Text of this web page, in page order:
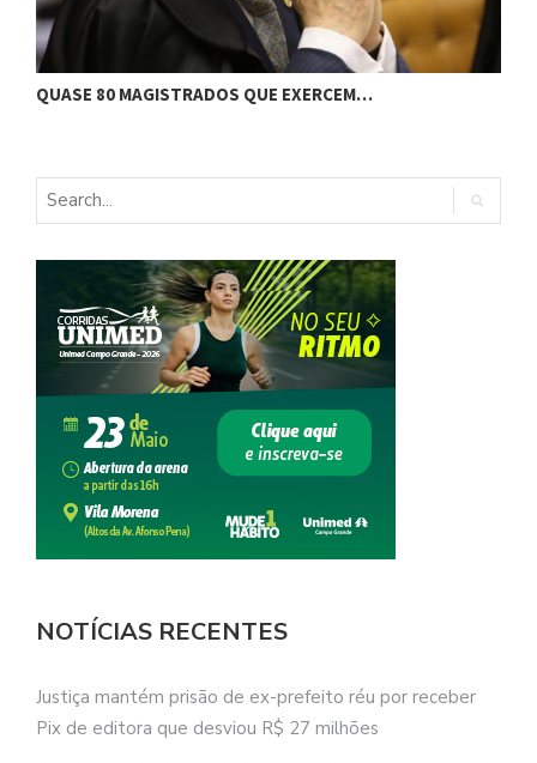
QUASE 80 MAGISTRADOS QUE EXERCEM…
NOTÍCIAS RECENTES
Justiça mantém prisão de ex-prefeito réu por receber
Pix de editora que desviou R$ 27 milhões